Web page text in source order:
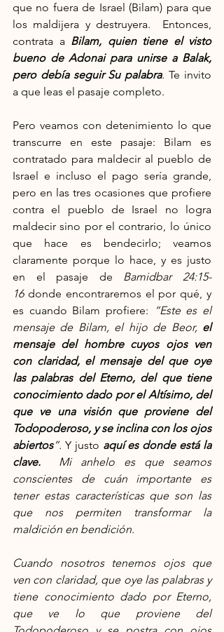
que no fuera de Israel (Bilam) para que
los maldijera y destruyera.  Entonces,
contrata a Bilam, quien tiene el visto
bueno de Adonai para unirse a Balak,
pero debía seguir Su palabra. Te invito
a que leas el pasaje completo.
Pero veamos con detenimiento lo que
transcurre en este pasaje: Bilam es
contratado para maldecir al pueblo de
Israel e incluso el pago sería grande,
pero en las tres ocasiones que profiere
contra el pueblo de Israel no logra
maldecir sino por el contrario, lo único
que hace es bendecirlo; veamos
claramente porque lo hace, y es justo
en el pasaje de Bamidbar 24:15-
16 donde encontraremos el por qué, y
es cuando Bilam profiere:
“Este es el
mensaje de Bilam, el hijo de Beor, el
mensaje del hombre cuyos ojos ven
con claridad, el mensaje del que oye
las palabras del Eterno, del que tiene
conocimiento dado por el Altísimo, del
que ve una visión que proviene del
Todopoderoso, y se inclina con los ojos
abiertos”. Y justo aquí es donde está la
clave. Mi anhelo es que seamos
conscientes de cuán importante es
tener estas características que son las
que nos permiten transformar la
maldición en bendición.
Cuando nosotros tenemos ojos que
ven con claridad, que oye las palabras y
tiene conocimiento dado por Eterno,
que ve lo que proviene del